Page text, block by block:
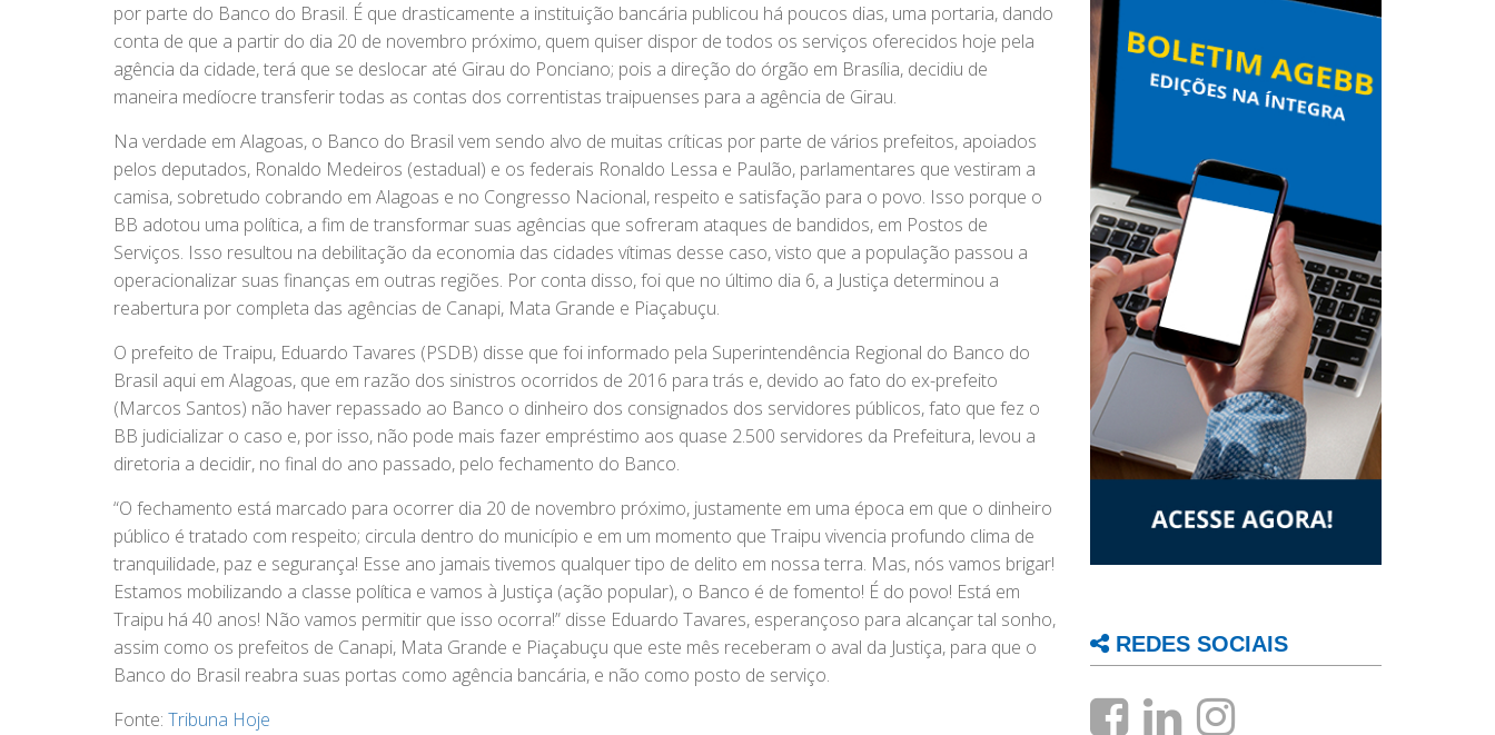
por parte do Banco do Brasil. É que drasticamente a instituição bancária publicou há poucos dias, uma portaria, dando
conta de que a partir do dia 20 de novembro próximo, quem quiser dispor de todos os serviços oferecidos hoje pela
agência da cidade, terá que se deslocar até Girau do Ponciano; pois a direção do órgão em Brasília, decidiu de
maneira medíocre transferir todas as contas dos correntistas traipuenses para a agência de Girau.
Na verdade em Alagoas, o Banco do Brasil vem sendo alvo de muitas críticas por parte de vários prefeitos, apoiados
pelos deputados, Ronaldo Medeiros (estadual) e os federais Ronaldo Lessa e Paulão, parlamentares que vestiram a
camisa, sobretudo cobrando em Alagoas e no Congresso Nacional, respeito e satisfação para o povo. Isso porque o
BB adotou uma política, a fim de transformar suas agências que sofreram ataques de bandidos, em Postos de
Serviços. Isso resultou na debilitação da economia das cidades vítimas desse caso, visto que a população passou a
operacionalizar suas finanças em outras regiões. Por conta disso, foi que no último dia 6, a Justiça determinou a
reabertura por completa das agências de Canapi, Mata Grande e Piaçabuçu.
O prefeito de Traipu, Eduardo Tavares (PSDB) disse que foi informado pela Superintendência Regional do Banco do
Brasil aqui em Alagoas, que em razão dos sinistros ocorridos de 2016 para trás e, devido ao fato do ex-prefeito
(Marcos Santos) não haver repassado ao Banco o dinheiro dos consignados dos servidores públicos, fato que fez o
BB judicializar o caso e, por isso, não pode mais fazer empréstimo aos quase 2.500 servidores da Prefeitura, levou a
diretoria a decidir, no final do ano passado, pelo fechamento do Banco.
“O fechamento está marcado para ocorrer dia 20 de novembro próximo, justamente em uma época em que o dinheiro
público é tratado com respeito; circula dentro do município e em um momento que Traipu vivencia profundo clima de
tranquilidade, paz e segurança! Esse ano jamais tivemos qualquer tipo de delito em nossa terra. Mas, nós vamos brigar!
Estamos mobilizando a classe política e vamos à Justiça (ação popular), o Banco é de fomento! É do povo! Está em
Traipu há 40 anos! Não vamos permitir que isso ocorra!” disse Eduardo Tavares, esperançoso para alcançar tal sonho,
assim como os prefeitos de Canapi, Mata Grande e Piaçabuçu que este mês receberam o aval da Justiça, para que o
Banco do Brasil reabra suas portas como agência bancária, e não como posto de serviço.
Fonte: Tribuna Hoje
REDES SOCIAIS